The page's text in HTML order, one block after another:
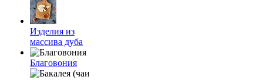
Изделия из
массива дуба
Благовония